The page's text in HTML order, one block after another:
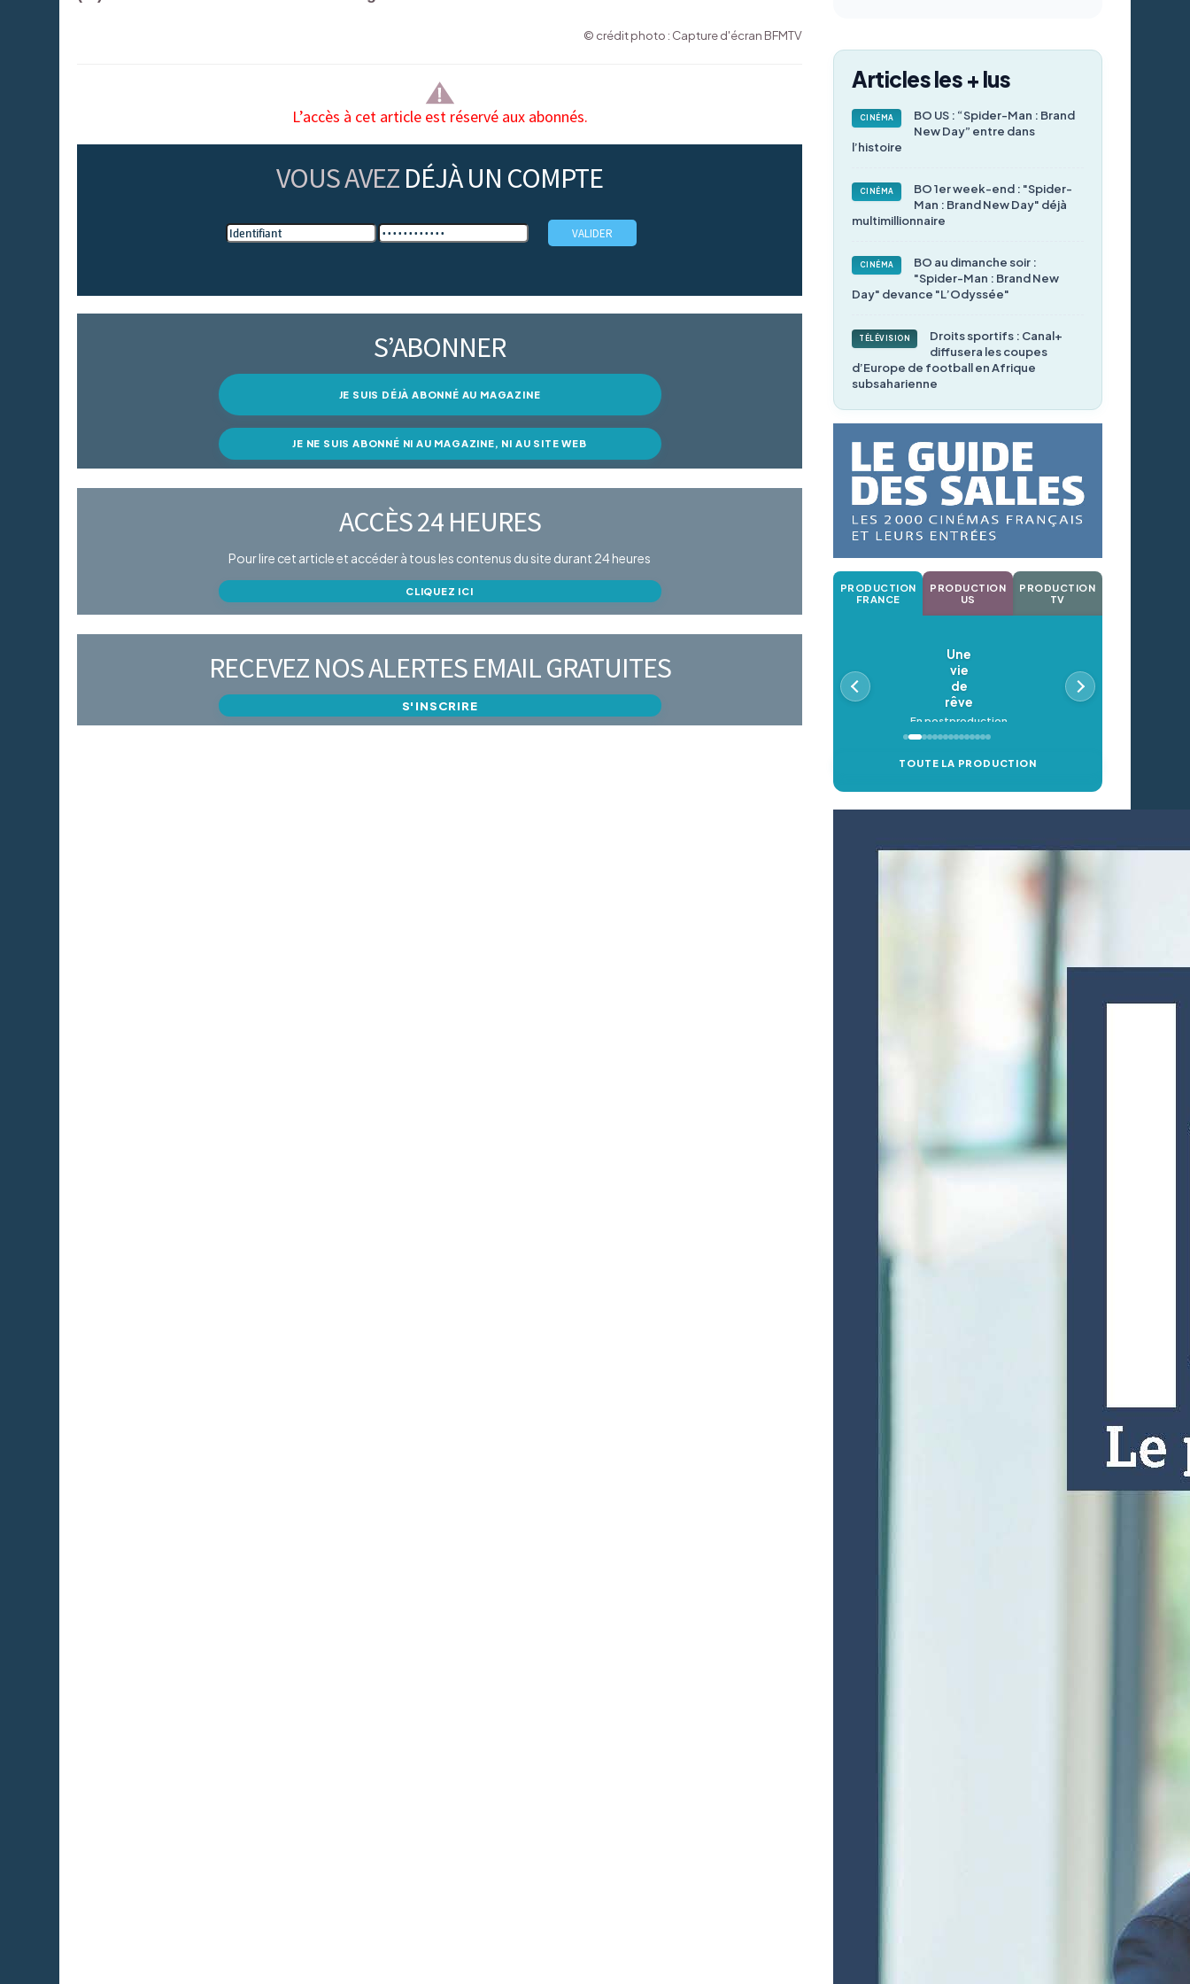
© crédit photo : Capture d'écran BFMTV
L’accès à cet article est réservé aux abonnés.
VOUS AVEZ DÉJÀ UN COMPTE
S’ABONNER
JE SUIS DÉJÀ ABONNÉ AU MAGAZINE
JE NE SUIS ABONNÉ NI AU MAGAZINE, NI AU SITE WEB
ACCÈS 24 HEURES
Pour lire cet article et accéder à tous les contenus du site durant 24 heures
CLIQUEZ ICI
RECEVEZ NOS ALERTES EMAIL GRATUITES
S'INSCRIRE
Articles les + lus
CINÉMA
BO US : “Spider-Man : Brand
New Day” entre dans
l’histoire
CINÉMA
BO 1er week-end : "Spider-
Man : Brand New Day" déjà
multimillionnaire
CINÉMA
BO au dimanche soir :
"Spider-Man : Brand New
Day" devance "L’Odyssée"
TÉLÉVISION
Droits sportifs : Canal+
diffusera les coupes
d’Europe de football en Afrique
subsaharienne
PRODUCTION
FRANCE
PRODUCTION
US
PRODUCTION
TV
Une
vie
de
rêve
En postproduction
TOUTE LA PRODUCTION